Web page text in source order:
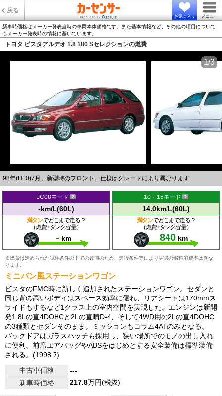
戻る
お気に入り メニュー
新車時価格はメーカー発表当時の車両本体価格です。また基本情報など、その他の項目について
もメーカー発表時の情報に基いています。
トヨタ ビスタアルデオ 1.8 180 Sセレクションの燃費
98年(H10)7月、新型時のフロント。仕様はグレードにより異なります
1/3
JC08モード
-km/L(60L)
満タンでどこまで走る？
（燃費×タンク容量）
- km
10・15モード
14.0km/L(60L)
満タンでどこまで走る？
（燃費×タンク容量）
840 km
※燃費は定められた試験条件の下での数値のため、走行条件等により実際の燃料消費率は異な
ります。
ミニバン風ステーションワゴン
ビスタのFMC時に新しく追加されたステーションワゴン。セダンと
同じ背の高いボディはスペース効率に優れ、リアシートは170mmス
ライドもするなど1クラス上の室内空間を実現した。エンジンは新開
発1.8Lの直4DOHCと2Lの直噴D-4、そして4WD用の2Lの直4DOHC
の3種類とセダンそのまま。ミッションもコラム4ATのみとなる。
バックドアはガラスハッチも採用し、狭い場所でのモノの出し入れ
に便利。前席エアバッグやABSをはじめとする安全装備は標準装備
される。(1998.7)
中古車価格
---
新車時価格
217.8万円(税抜)